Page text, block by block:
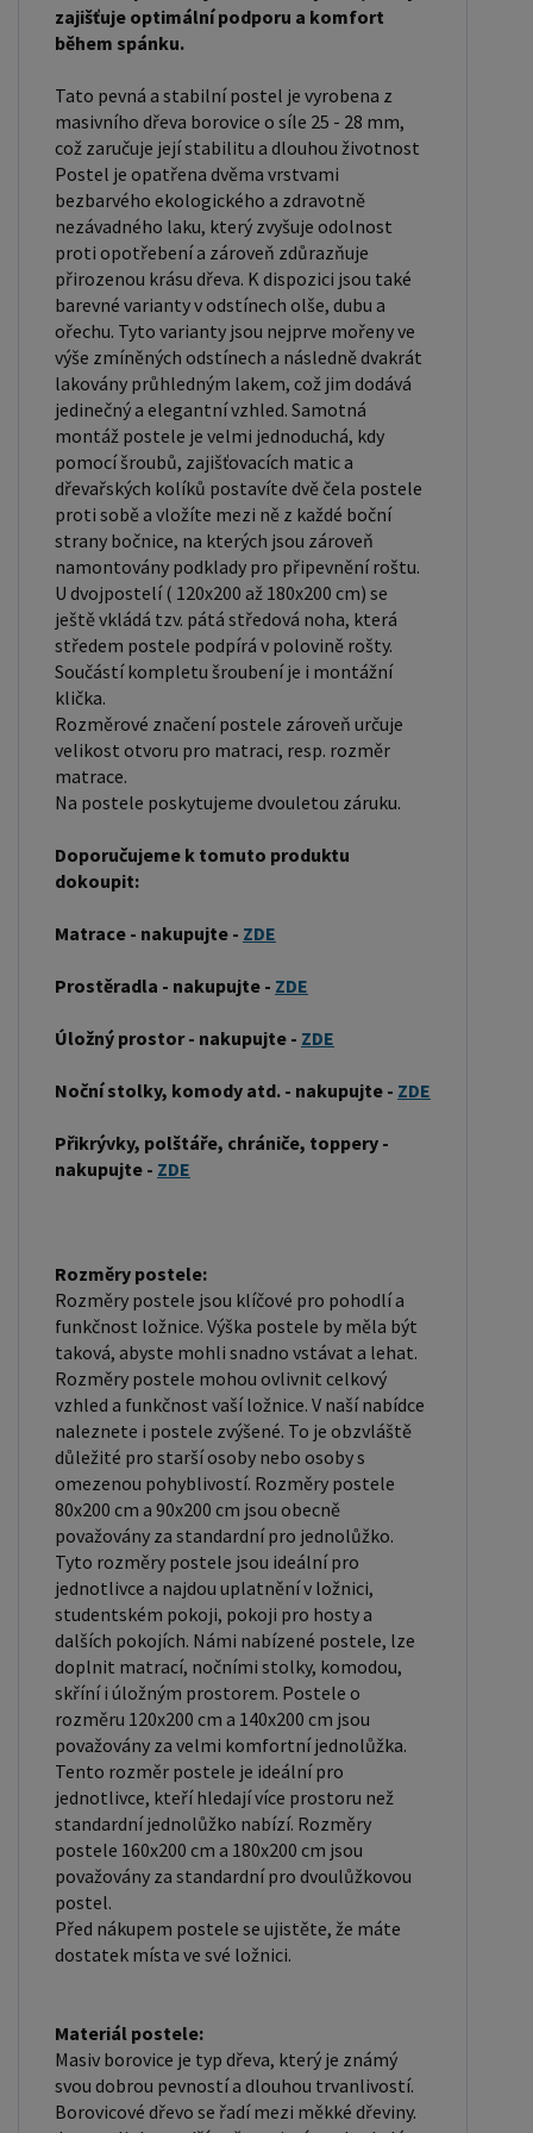
pohyblivostí. Rozměry postele 80x200 cm a
90x200 cm jsou obecně považovány za standardní
pro jednolůžko. Tyto rozměry postele jsou ideální
pro jednotlivce a najdou uplatnění v ložnici,
studentském pokoji, pokoji pro hosty a dalších
pokojích. Námi nabízené postele, lze doplnit
matrací, nočními stolky, komodou, skříní i úložným
prostorem. Postele o rozměru 120x200 cm a
140x200 cm jsou považovány za velmi komfortní
jednolůžka. Tento rozměr postele je ideální pro
jednotlivce, kteří hledají více prostoru než
standardní jednolůžko nabízí. Rozměry postele
160x200 cm a 180x200 cm jsou považovány za
standardní pro dvoulůžkovou postel. Před
nákupem postele se ujistěte, že máte dostatek
místa ve své ložnici. Materiál postele: Masiv
borovice je typ dřeva, který je známý svou dobrou
pevností a dlouhou trvanlivostí. Borovicové dřevo
se řadí mezi měkké dřeviny. Je o malinko tvrdší
než masivní smrk, ale lépe se opracovává.
Borovicové dřevo vyniká krásnou barvou a
okouzlující kresbou. Má světlou barvu, která díky
obsahu jádra místy přechází až do oranžovo
hnědého nebo načervenalého odstínu. Tento
materiál je často používán v nábytkářství,
například pro výrobu postelí nebo knihoven.
Výrobky z masivu borovice jsou oblíbené pro svůj
přírodní vzhled a trvanlivost. Typ postele: Klasická
základních částí: rámu, roštu a matrace. Rám
postele může být vyroben z různých materiálů,
vkládá rošt. Matrace je položena na rošt a může
být vyrobena z různých materiálů, včetně pěny,
latexu nebo pružin. Matrace: Velikost matrace by
měla odpovídat rozměrům postele. Matrace se
dělí podle materiálu výroby na matrace z PUR
matrace, lamelové matrace, sendvičové matrace,
antibakteriální matrace. Matrace mohou být
měkké, středně tvrdé (H2, H3), tvrdé nebo velmi
tvrdé (H4). Tvrdost matrace je důležitý faktor,
který ovlivňuje pohodlí a podporu, kterou matrace
poskytuje. Při výběru matrace je důležité zvážit
několik faktorů, včetně vaší preferované polohy
spánku, vaší tělesné hmotnosti a jakékoliv
zdravotní problémy, které můžete mít. Laťkový
rošt ZDARMA: Laťkový rošt je ideální volbou pro ty,
kteří hledají kvalitní, pohodlný a cenově dostupný
podklad pod matraci. Laťkový rošt se skládá z
dřevěných lišt, které jsou spojeny textilií. Rošt
poskytuje dobrou podporu těla, cirkulaci vzduchu a
odvádění vlhkosti. Rošt postele je tvořen 12
příčkami, které jsou spojeny textilií, příčky roštu
jsou z masivu borovice. Mezery mezi příčkami jsou
cca 11 cm. Zpracování - lakovaná postel: Lakované
postele jsou oblíbené pro svůj elegantní vzhled a
odolnost. Lakovaný povrch je hladký, snadno se
čistí a je odolný vůči poškrábání a opotřebení.
Máte zájem o velkoobchodní spolupráci? Nebo
firmám, nabízíme možnost nákupu na
velkoobchodní ceny. Zašlete poptávku na
ondera@seznam.cz, velice rádi se Vám budeme
zajišťuje optimální podporu a komfort
během spánku.
Tato pevná a stabilní postel je vyrobena z
masivního dřeva borovice o síle 25 - 28 mm,
což zaručuje její stabilitu a dlouhou životnost
Postel je opatřena dvěma vrstvami
bezbarvého ekologického a zdravotně
nezávadného laku, který zvyšuje odolnost
proti opotřebení a zároveň zdůrazňuje
přirozenou krásu dřeva. K dispozici jsou také
barevné varianty v odstínech olše, dubu a
ořechu. Tyto varianty jsou nejprve mořeny ve
výše zmíněných odstínech a následně dvakrát
lakovány průhledným lakem, což jim dodává
jedinečný a elegantní vzhled. Samotná
montáž postele je velmi jednoduchá, kdy
pomocí šroubů, zajišťovacích matic a
dřevařských kolíků postavíte dvě čela postele
proti sobě a vložíte mezi ně z každé boční
strany bočnice, na kterých jsou zároveň
namontovány podklady pro připevnění roštu.
U dvojpostelí ( 120x200 až 180x200 cm) se
ještě vkládá tzv. pátá středová noha, která
středem postele podpírá v polovině rošty.
Součástí kompletu šroubení je i montážní
klička.
Rozměrové značení postele zároveň určuje
velikost otvoru pro matraci, resp. rozměr
matrace.
Na postele poskytujeme dvouletou záruku.
Doporučujeme k tomuto produktu
dokoupit:
Matrace - nakupujte - ZDE
Prostěradla - nakupujte - ZDE
Úložný prostor - nakupujte - ZDE
Noční stolky, komody atd. - nakupujte - ZDE
Přikrývky, polštáře, chrániče, toppery -
nakupujte - ZDE
Rozměry postele:
Rozměry postele jsou klíčové pro pohodlí a
funkčnost ložnice. Výška postele by měla být
taková, abyste mohli snadno vstávat a lehat.
Rozměry postele mohou ovlivnit celkový
vzhled a funkčnost vaší ložnice. V naší nabídce
naleznete i postele zvýšené. To je obzvláště
důležité pro starší osoby nebo osoby s
omezenou pohyblivostí. Rozměry postele
80x200 cm a 90x200 cm jsou obecně
považovány za standardní pro jednolůžko.
Tyto rozměry postele jsou ideální pro
jednotlivce a najdou uplatnění v ložnici,
studentském pokoji, pokoji pro hosty a
dalších pokojích. Námi nabízené postele, lze
doplnit matrací, nočními stolky, komodou,
skříní i úložným prostorem. Postele o
rozměru 120x200 cm a 140x200 cm jsou
považovány za velmi komfortní jednolůžka.
Tento rozměr postele je ideální pro
jednotlivce, kteří hledají více prostoru než
standardní jednolůžko nabízí. Rozměry
postele 160x200 cm a 180x200 cm jsou
považovány za standardní pro dvoulůžkovou
postel.
Před nákupem postele se ujistěte, že máte
dostatek místa ve své ložnici.
Materiál postele:
Masiv borovice je typ dřeva, který je známý
svou dobrou pevností a dlouhou trvanlivostí.
Borovicové dřevo se řadí mezi měkké dřeviny.